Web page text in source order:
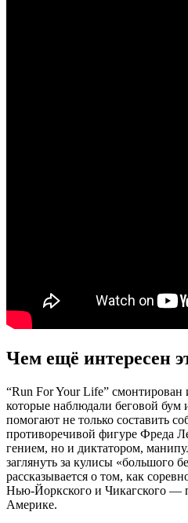
Чем ещё интересен
“Run For Your Life”
которые наблюдали беговой бум
помогают не только составить
противоречивой фигуре Фреда
гением, но и диктатором,
заглянуть за кулисы «большого
рассказывается о том, как
Нью-Йоркского и Чикагского —
Америке.